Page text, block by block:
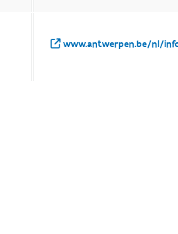
www.antwerpen.be/nl/